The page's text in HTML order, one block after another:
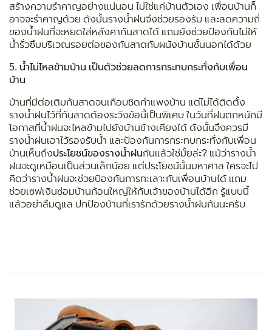
สร้างความรำคาญอย่างแน่นอน ไม่ใช่แค่บ้านตัวเอง เพื่อนบ้านก็
อาจจะรำคาญด้วย ดังนั้นรางน้ำฝนจึงช่วยรองรับ และลดความถี่
ของน้ำฝนที่จะหยดใส่หลังคากันสาดได้ แถมยังช่วยป้องกันไม่ให้
น้ำรั่วซึมบริเวณรอยต่อของกันสาดกับผนังบ้านชั้นนอกได้ด้วย
5. น้ำไม่ไหลข้ามบ้าน เป็นตัวช่วยลดการกระทบกระทั่งกับเพื่อน
บ้าน
บ้านที่มีต่อเติมกันสาดจนเกือบชิดกำแพงบ้าน แต่ไม่ได้ติดตั้ง
รางน้ำฝนไว้ที่กันสาดต้องระวังข้อนี้เป็นพิเศษ ในวันที่ฝนตกหนักมี
โอกาสที่น้ำฝนจะไหลข้ามไปยังบ้านข้างเคียงได้ ดังนั้นจึงควรมี
รางน้ำฝนเอาไว้รองรับน้ำ และป้องกันการกระทบกระทั่งกับเพื่อน
บ้านเห็นถึงประโยชน์ของรางน้ำฝนกันแล้วใช่มั้ยล่ะ? แม้ว่ารางน้ำ
ฝนจะดูเหมือนเป็นส่วนเล็กน้อย แต่ประโยชน์นั้นมหาศาล ใครจะไป
คิดว่ารางน้ำฝนจะช่วยป้องกันการทะเลาะกับเพื่อนบ้านได้ แถม
ช่วยเซฟเงินซ่อมบ้านก้อนใหญ่ให้กับเจ้าของบ้านได้อีก รู้แบบนี้
แล้วอย่าลืมดูแล ปกป้องบ้านที่เรารักด้วยรางน้ำฝนกันนะครับ